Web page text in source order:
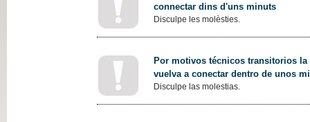
connectar dins d'uns minuts
Disculpe les molèsties.
Por motivos técnicos transitorios
vuelva a conectar dentro de unos
Disculpe las molestias.